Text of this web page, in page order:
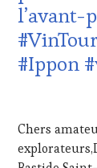
DE
LA
HAUTE
GASTRONOMIE
FRANÇAISE
DÉGUSTATIONS,
WINE
TASTING
l’avant-
#Ippon
2023
Chers